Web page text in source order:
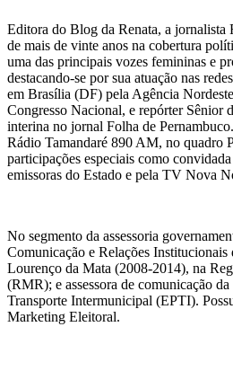
Editora do Blog da Renata, a jornalista
de mais de vinte anos na cobertura
uma das principais vozes femininas e
destacando-se por sua atuação nas
em Brasília (DF) pela Agência
Congresso Nacional, e repórter Sênior
interina no jornal Folha de
Rádio Tamandaré 890 AM, no quadro
participações especiais como
emissoras do Estado e pela TV Nova
No segmento da assessoria
Comunicação e Relações Institucionais
Lourenço da Mata (2008-2014), na
(RMR); e assessora de comunicação
Transporte Intermunicipal (EPTI).
Marketing Eleitoral.